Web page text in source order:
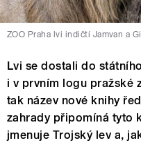
ZOO Praha lvi indičtí Jamvan a
Lvi se dostali do
i v prvním logu pražské
tak název nové knihy
zahrady připomíná tyto
jmenuje Trojský lev a,